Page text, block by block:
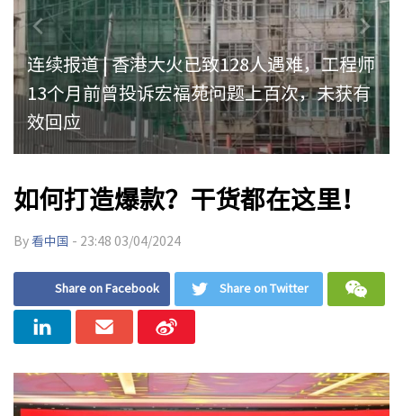
连续报道 | 香港大火已致128人遇难，工程师
13个月前曾投诉宏福苑问题上百次，未获有
效回应
如何打造爆款？干货都在这里！
By 看中国 - 23:48 03/04/2024
Share on Facebook Share on Twitter